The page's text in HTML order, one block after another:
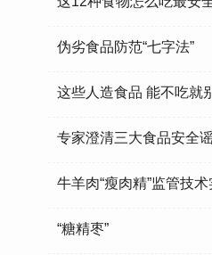
伪劣食品防范“七字法”
这些人造食品 能不吃就
专家澄清三大食品安全
牛羊肉“瘦肉精”监管技
“糖精枣”